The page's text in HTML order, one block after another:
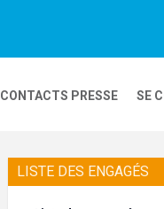
CONTACTS PRESSE SE
LISTE DES ENGAGÉS